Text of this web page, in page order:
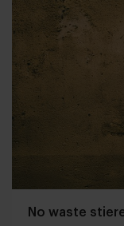
No waste